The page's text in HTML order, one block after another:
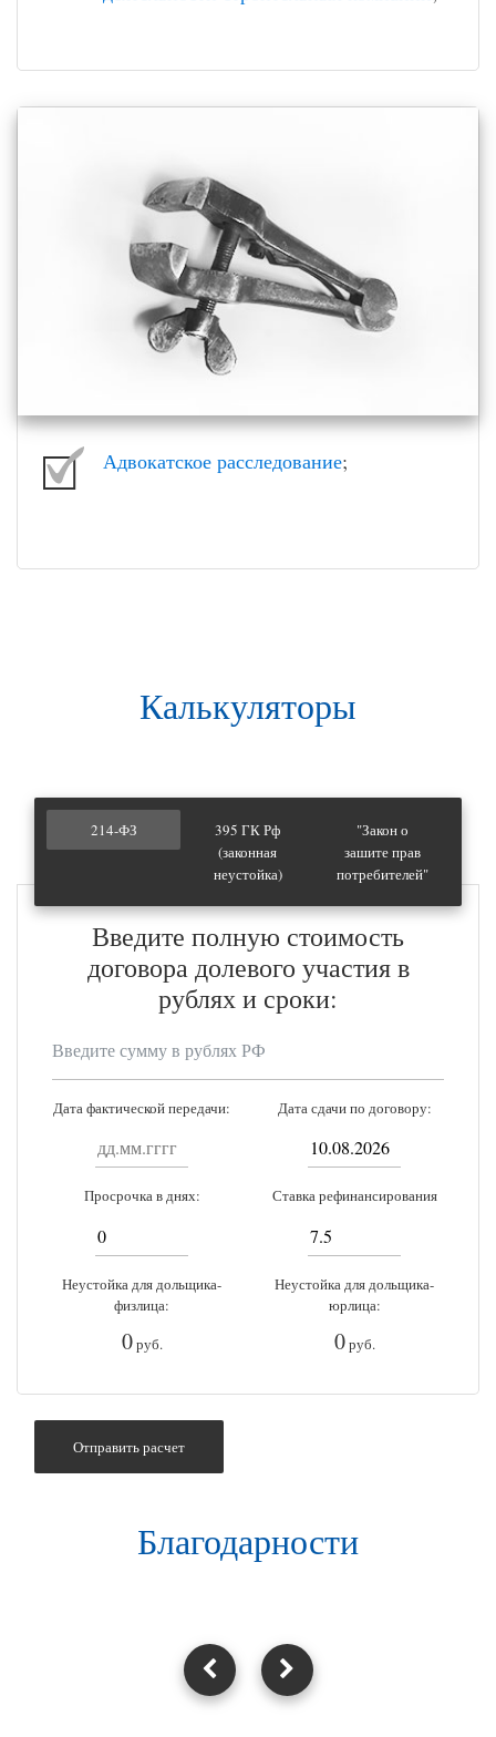
Адвокатское расследование;
Калькуляторы
214-ФЗ
395 ГК Рф
(законная
неустойка)
"Закон о
зашите прав
потребителей"
Введите полную стоимость
договора долевого участия в
рублях и сроки:
Дата фактической передачи: Дата сдачи по договору:
Просрочка в днях: Ставка рефинансирования
Неустойка для дольщика-
физлица:
0руб.
Неустойка для дольщика-
юрлица:
0руб.
Отправить расчет
Благодарности